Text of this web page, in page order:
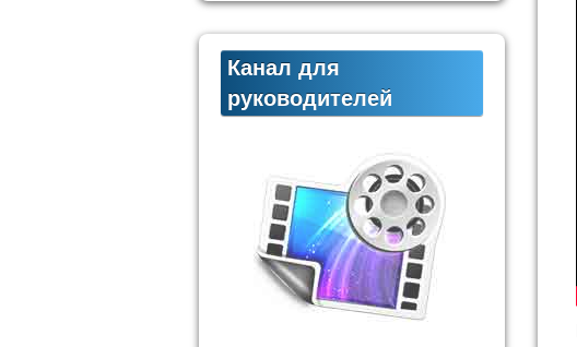
Канал для
руководителей